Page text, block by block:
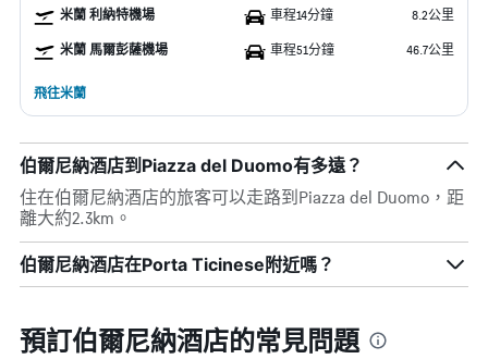
米蘭 利納特機場 車程14分鐘 8.2公里
米蘭 馬爾彭薩機場 車程51分鐘 46.7公里
飛往米蘭
伯爾尼納酒店到Piazza del Duomo有多遠？
住在伯爾尼納酒店的旅客可以走路到Piazza del Duomo，距
離大約2.3km。
伯爾尼納酒店在Porta Ticinese附近嗎？
預訂伯爾尼納酒店的常見問題